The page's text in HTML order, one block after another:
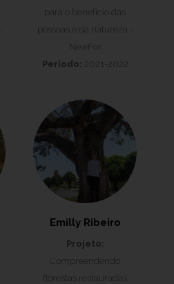
para o benefício das
pessoas e da natureza -
NewFor
Período: 2021-2022
Emilly Ribeiro
Projeto:
Compreendendo
florestas restauradas